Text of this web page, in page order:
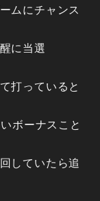
ムにチャンス
に当選
打っていると
ボーナスこと
していたら追